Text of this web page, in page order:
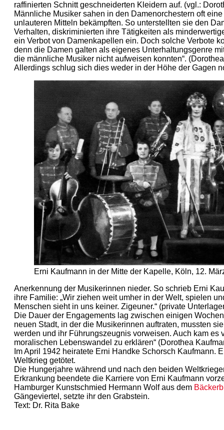
raffinierten Schnitt geschneiderten Kleidern auf. (vgl.:
Männliche Musiker sahen in den Damenorchestern oft
unlauteren Mitteln bekämpften. So unterstellten sie den
Verhalten, diskriminierten ihre Tätigkeiten als
ein Verbot von Damenkapellen ein. Doch solche Verbote
denn die Damen galten als eigenes Unterhaltungsgenre
die männliche Musiker nicht aufweisen konnten“.
Allerdings schlug sich dies weder in der Höhe der Gagen
Erni Kaufmann in der Mitte der Kapelle, Köln, 12.
Anerkennung der Musikerinnen nieder. So schrieb Erni
ihre Familie: „Wir ziehen weit umher in der Welt, spielen
Menschen sieht in uns keiner. Zigeuner.“ (private
Die Dauer der Engagements lag zwischen einigen
neuen Stadt, in der die Musikerinnen auftraten, mussten
werden und ihr Führungszeugnis vorweisen. Auch kam es
moralischen Lebenswandel zu erklären“ (Dorothea
Im April 1942 heiratete Erni Handke Schorsch Kaufmann.
Weltkrieg getötet.
Die Hungerjahre während und nach den beiden
Erkrankung beendete die Karriere von Erni Kaufmann
Hamburger Kunstschmied Hermann Wolf aus dem
Gängeviertel, setzte ihr den Grabstein.
Text: Dr. Rita Bake